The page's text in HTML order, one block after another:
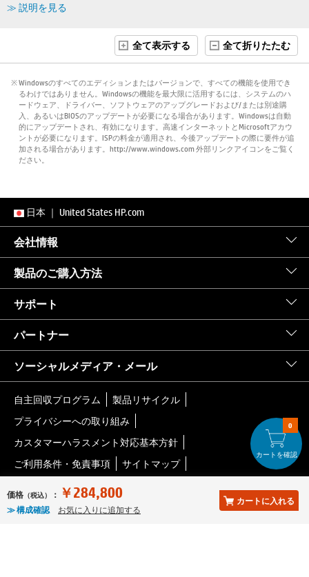
≫ 説明を見る
全て表示する 全て折りたたむ
価格 （税込） ： ￥284,800
≫ 構成確認 お気に入りに追加する
カートに入れる
0
カートを確認
※ Windowsのすべてのエディションまたはバージョンで、すべての機能を使用でき
るわけではありません。Windowsの機能を最大限に活用するには、システムのハ
ードウェア、ドライバー、ソフトウェアのアップグレードおよび/または別途購
入、あるいはBIOSのアップデートが必要になる場合があります。Windowsは自動
的にアップデートされ、有効になります。高速インターネットとMicrosoftアカウ
ントが必要になります。ISPの料金が適用され、今後アップデートの際に要件が追
加される場合があります。http://www.windows.com 外部リンクアイコンをご覧く
ださい。
日本 ｜ United States HP.com
会社情報
製品のご購入方法
サポート
パートナー
ソーシャルメディア・メール
自主回収プログラム
製品リサイクル
プライバシーへの取り組み
カスタマーハラスメント対応基本方針
ご利用条件・免責事項
サイトマップ
クッキー/広告表示に関する選択
© Copyright 2026 HP Development Company, L.P.